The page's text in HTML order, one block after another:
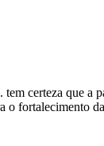
certeza que a
o fortalecimento